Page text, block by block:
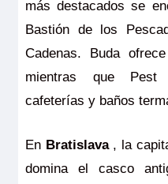
más destacados se
Bastión de los
Cadenas. Buda
mientras que Pest
cafeterías y baños
En Bratislava, la
domina el casco